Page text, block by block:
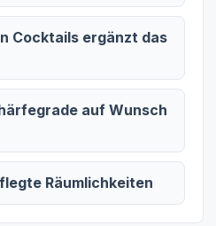
Cocktails ergänzt das
auf Wunsch
Räumlichkeiten